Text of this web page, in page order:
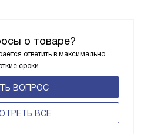
о товаре?
ответить в максимально
сроки
ВОПРОС
ВСЕ